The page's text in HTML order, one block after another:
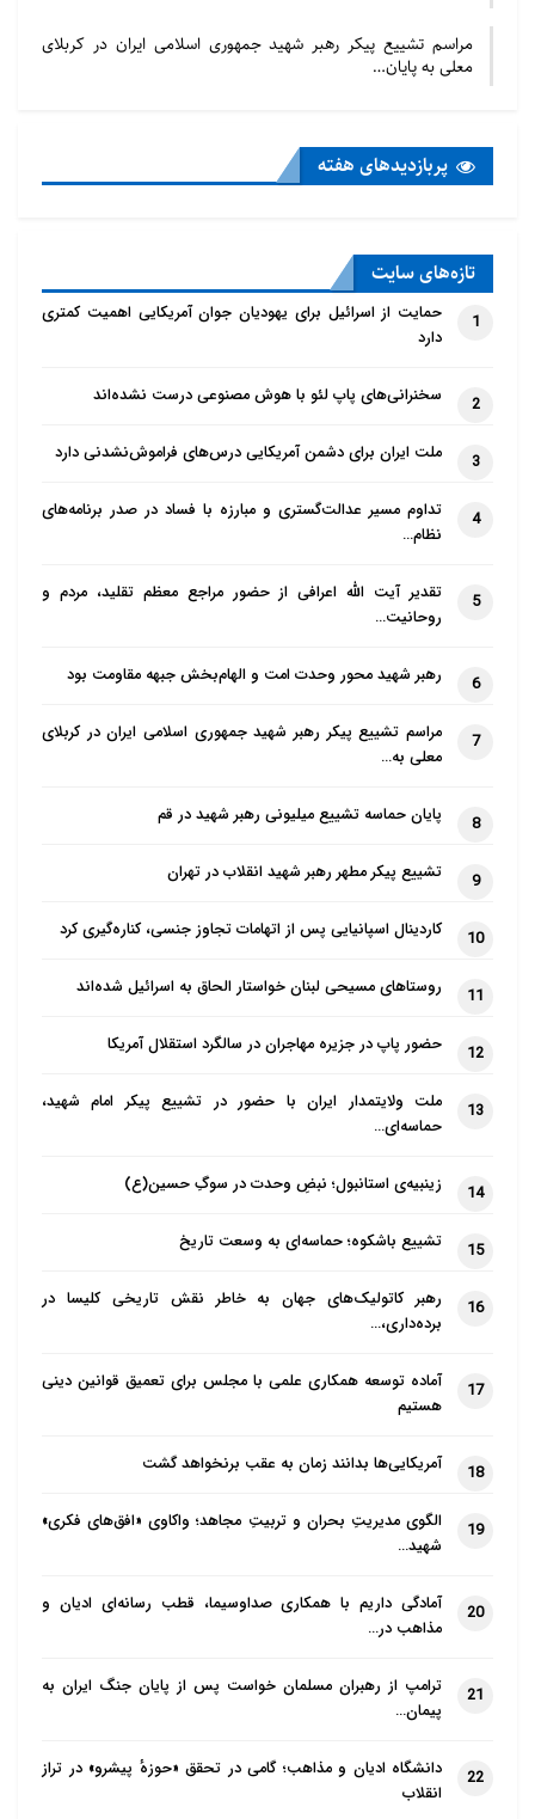
منبع: مرکز مطالعات خلیج فارس
مراسم تشییع پیکر رهبر شهید جمهوری اسلامی ایران در کربلای
معلی به پایان…
پربازدید‌های هفته
تازه‌‌های سایت
1
حمایت از اسرائیل برای یهودیان جوان آمریکایی اهمیت کمتری
دارد
2 سخنرانی‌های پاپ لئو با هوش مصنوعی درست نشده‌اند
3 ملت ایران برای دشمن آمریکایی درس‌های فراموش‌نشدنی دارد
4
تداوم مسیر عدالت‌گستری و مبارزه با فساد در صدر برنامه‌های
نظام…
5
تقدیر آیت الله اعرافی از حضور مراجع معظم تقلید، مردم و
روحانیت…
6 رهبر شهید محور وحدت امت و الهام‌بخش جبهه مقاومت بود
7
مراسم تشییع پیکر رهبر شهید جمهوری اسلامی ایران در کربلای
معلی به…
8 پایان حماسه تشییع میلیونی رهبر شهید در قم
9 تشییع پیکر مطهر رهبر شهید انقلاب در تهران
10 کاردینال اسپانیایی پس از اتهامات تجاوز جنسی، کناره‌گیری کرد
11 روستاهای مسیحی لبنان خواستار الحاق به اسرائیل شده‌اند
12 حضور پاپ در جزیره مهاجران در سالگرد استقلال آمریکا
13
ملت ولایتمدار ایران با حضور در تشییع پیکر امام شهید،
حماسه‌ای…
14 زینبیه‌ی استانبول؛ نبضِ وحدت در سوگِ حسین(ع)
15 تشییع باشکوه؛ حماسه‌ای به وسعت تاریخ
16
رهبر کاتولیک‌های جهان به خاطر نقش تاریخی کلیسا در
برده‌داری،…
17
آماده توسعه همکاری علمی با مجلس برای تعمیق قوانین دینی
هستیم
18 آمریکایی‌ها بدانند زمان به عقب برنخواهد گشت
19
الگوی مدیریتِ بحران و تربیتِ مجاهد؛ واکاوی «افق‌های فکری»
شهید…
20
آمادگی داریم با همکاری صداوسیما، قطب رسانه‌ای ادیان و
مذاهب در…
21
ترامپ از رهبران مسلمان خواست پس از پایان جنگ ایران به
پیمان…
22
دانشگاه ادیان و مذاهب؛ گامی در تحقق «حوزهٔ پیشرو» در تراز
انقلاب